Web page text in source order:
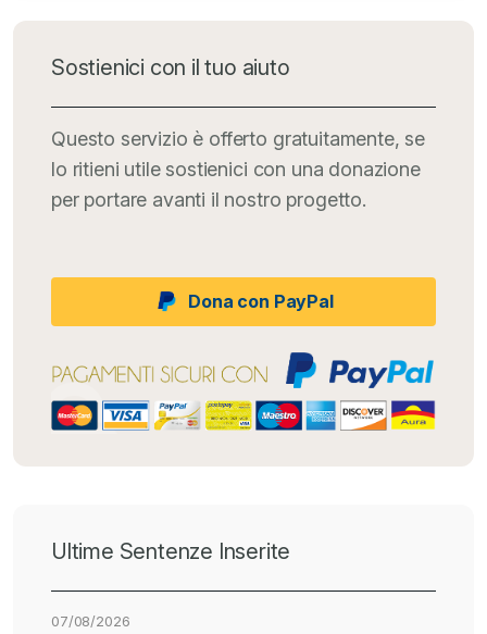
Sostienici con il tuo aiuto
Questo servizio è offerto gratuitamente, se
lo ritieni utile sostienici con una donazione
per portare avanti il nostro progetto.
Dona con PayPal
Ultime Sentenze Inserite
07/08/2026